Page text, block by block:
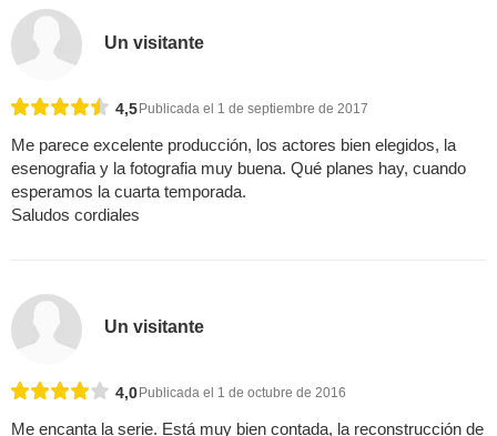
Un visitante
4,5Publicada el 1 de septiembre de 2017
Me parece excelente producción, los actores bien elegidos, la
esenografia y la fotografia muy buena. Qué planes hay, cuando
esperamos la cuarta temporada.
Saludos cordiales
Un visitante
4,0Publicada el 1 de octubre de 2016
Me encanta la serie. Está muy bien contada, la reconstrucción de